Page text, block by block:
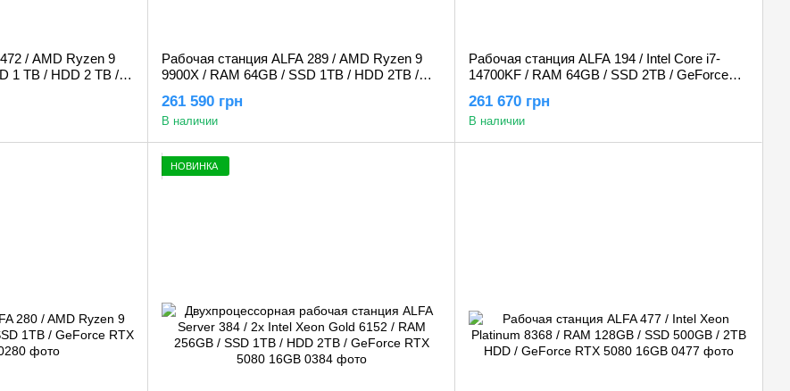
/ AMD Ryzen 9
1 TB / HDD 2 TB /
Рабочая станция ALFA 289 / AMD Ryzen 9
9900X / RAM 64GB / SSD 1TB / HDD 2TB /
261 590 грн
В наличии
Рабочая станция ALFA 194 / Intel Core i7-
14700KF / RAM 64GB / SSD 2TB / GeForce
261 670 грн
В наличии
НОВИНКА